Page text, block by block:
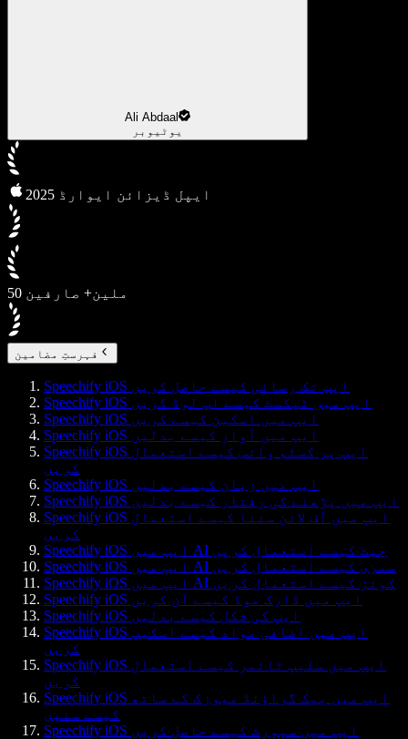
Ali Abdaal
یوٹیوبر
2025 ایپل ڈیزائن ایوارڈ
50 ملین+ صارفین
فہرستِ مضامین
Speechify iOS ایپ تک رسائی کیسے حاصل کریں
Speechify iOS ایپ میں ٹیکسٹ کیسے اپ لوڈ کریں
Speechify iOS ایپ میں اسکین کیسے کریں
Speechify iOS ایپ میں آواز کیسے بدلیں
Speechify iOS ایپ پر کسٹم وائس کیسے استعمال
کریں
Speechify iOS ایپ میں زبان کیسے بدلیں
Speechify iOS ایپ میں پڑھنے کی رفتار کیسے بدلیں
Speechify iOS ایپ میں آف لائن سننا کیسے استعمال
کریں
Speechify iOS ایپ میں AI چیٹ کیسے استعمال کریں
Speechify iOS ایپ میں AI سمری کیسے استعمال کریں
Speechify iOS ایپ میں AI کوئز کیسے استعمال کریں
Speechify iOS ایپ میں ڈارک موڈ کیسے آن کریں
Speechify iOS ایپ کی شکل کیسے بدلیں
Speechify iOS ایپ میں اضافی مواد کیسے اسکیپ
کریں
Speechify iOS ایپ میں سلیپ ٹائمر کیسے استعمال
کریں
Speechify iOS ایپ میں بیک گراؤنڈ میوزک کے ساتھ
کیسے سنیں
Speechify iOS ایپ میں سپورٹ کیسے حاصل کریں